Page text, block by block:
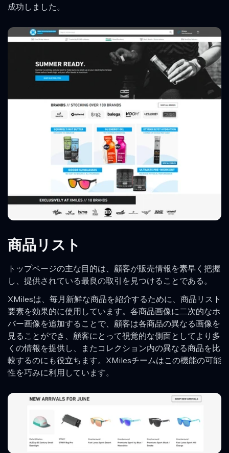
成功しました。
商品リスト
トップページの主な目的は、顧客が販売情報を素早く把握
し、提供されている最良の取引を見つけることである。
XMilesは、毎月新鮮な商品を紹介するために、商品リスト
要素を効果的に使用しています。各商品画像に二次的なホ
バー画像を追加することで、顧客は各商品の異なる画像を
見ることができ、顧客にとって視覚的な側面としてより多
くの情報を提供し、またコレクション内の異なる商品を比
較するのにも役立ちます。XMilesチームはこの機能の可能
性を巧みに利用しています。